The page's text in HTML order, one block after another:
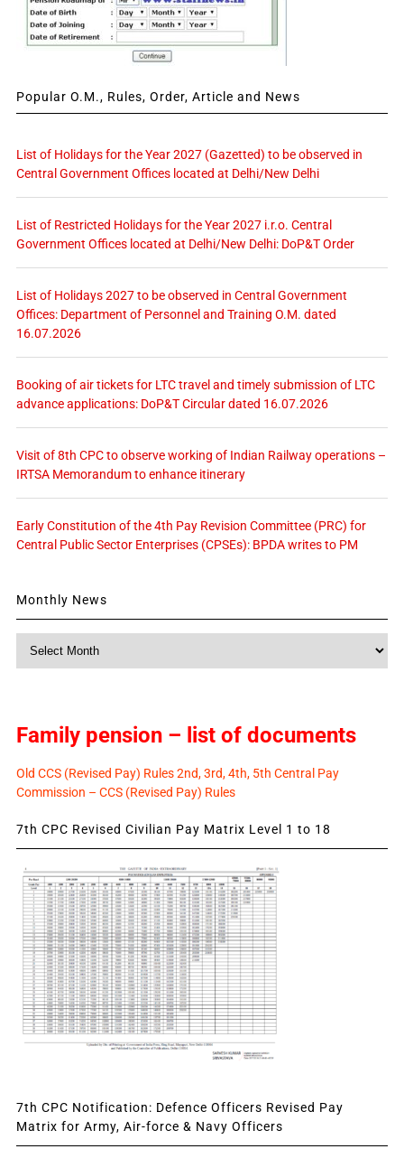
Popular O.M., Rules, Order, Article and News
List of Holidays for the Year 2027 (Gazetted) to be observed in
Central Government Offices located at Delhi/New Delhi
List of Restricted Holidays for the Year 2027 i.r.o. Central
Government Offices located at Delhi/New Delhi: DoP&T Order
List of Holidays 2027 to be observed in Central Government
Offices: Department of Personnel and Training O.M. dated
16.07.2026
Booking of air tickets for LTC travel and timely submission of LTC
advance applications: DoP&T Circular dated 16.07.2026
Visit of 8th CPC to observe working of Indian Railway operations –
IRTSA Memorandum to enhance itinerary
Early Constitution of the 4th Pay Revision Committee (PRC) for
Central Public Sector Enterprises (CPSEs): BPDA writes to PM
Monthly News
Family pension – list of documents
Old CCS (Revised Pay) Rules 2nd, 3rd, 4th, 5th Central Pay
Commission – CCS (Revised Pay) Rules
7th CPC Revised Civilian Pay Matrix Level 1 to 18
7th CPC Notification: Defence Officers Revised Pay
Matrix for Army, Air-force & Navy Officers